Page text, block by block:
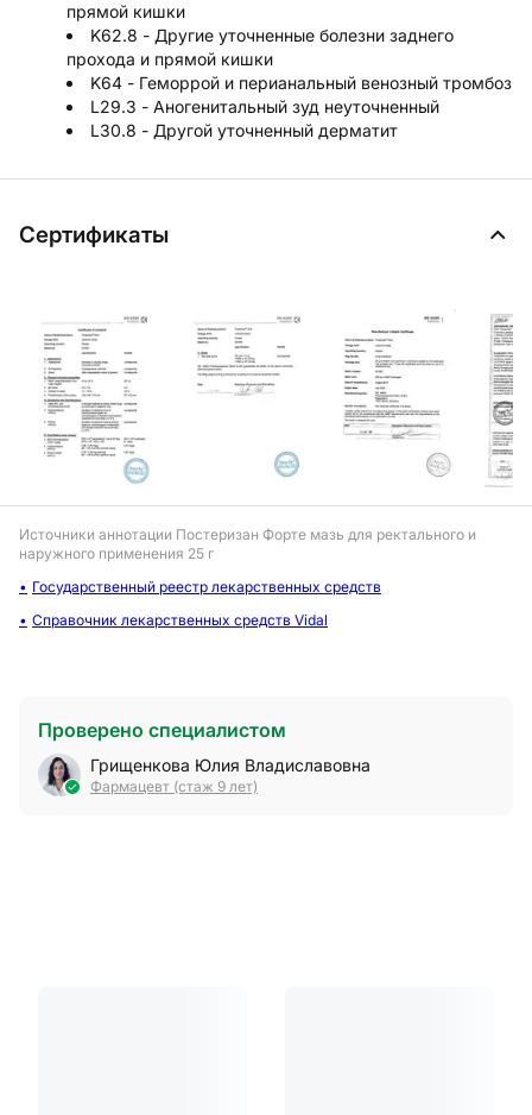
прямой кишки
K62.8 - Другие уточненные болезни заднего
прохода и прямой кишки
K64 - Геморрой и перианальный венозный тромбоз
L29.3 - Аногенитальный зуд неуточненный
L30.8 - Другой уточненный дерматит
Сертификаты
Источники аннотации Постеризан Форте мазь для ректального и
наружного применения 25 г
Государственный реестр лекарственных средств
Справочник лекарственных средств Vidal
Проверено специалистом
Грищенкова Юлия Владиславовна
Фармацевт (стаж 9 лет)